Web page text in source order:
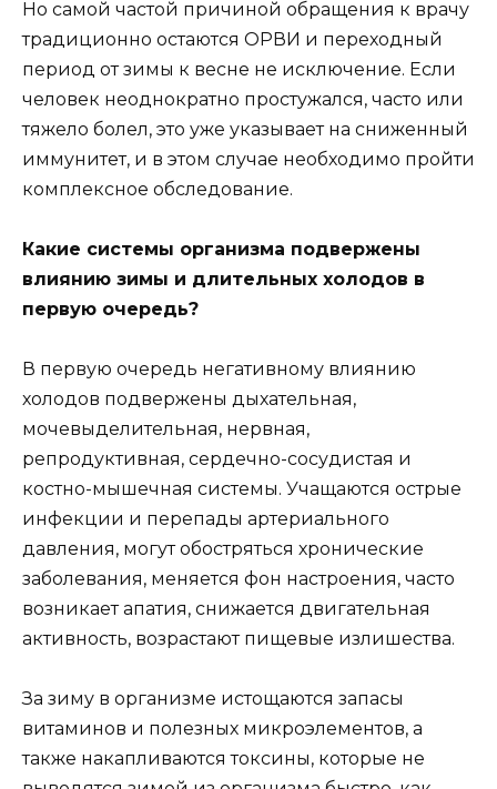
Но самой частой причиной обращения к врачу
традиционно остаются ОРВИ и переходный
период от зимы к весне не исключение. Если
человек неоднократно простужался, часто или
тяжело болел, это уже указывает на сниженный
иммунитет, и в этом случае необходимо пройти
комплексное обследование.
Какие системы организма подвержены
влиянию зимы и длительных холодов в
первую очередь?
В первую очередь негативному влиянию
холодов подвержены дыхательная,
мочевыделительная, нервная,
репродуктивная, сердечно-сосудистая и
костно-мышечная системы. Учащаются острые
инфекции и перепады артериального
давления, могут обостряться хронические
заболевания, меняется фон настроения, часто
возникает апатия, снижается двигательная
активность, возрастают пищевые излишества.
За зиму в организме истощаются запасы
витаминов и полезных микроэлементов, а
также накапливаются токсины, которые не